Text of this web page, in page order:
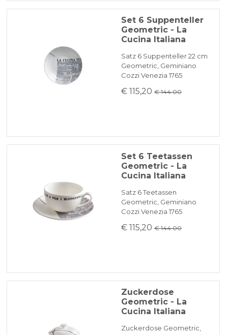
Set 6 Suppenteller
Geometric - La
Cucina Italiana
Satz 6 Suppenteller 22 cm
Geometric, Geminiano
Cozzi Venezia 1765
€ 115,20 € 144.00
Set 6 Teetassen
Geometric - La
Cucina Italiana
Satz 6 Teetassen
Geometric, Geminiano
Cozzi Venezia 1765
€ 115,20 € 144.00
Zuckerdose
Geometric - La
Cucina Italiana
Zuckerdose Geometric,